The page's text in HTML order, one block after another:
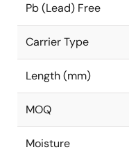
Pb (Lead) Free
Carrier Type
Length (mm)
MOQ
Moisture